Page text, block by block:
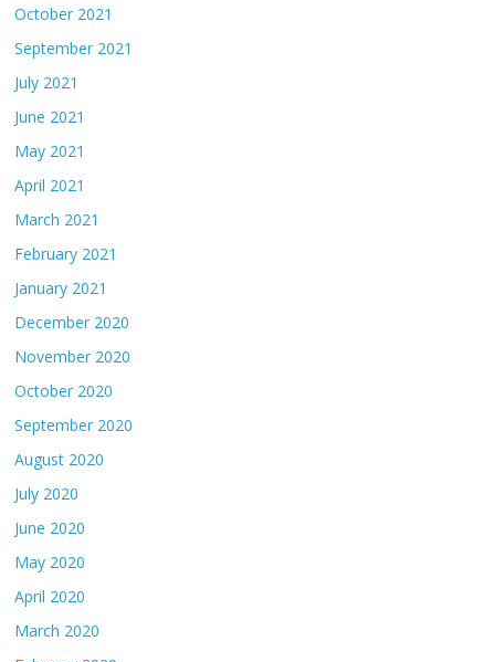
October 2021
September 2021
July 2021
June 2021
May 2021
April 2021
March 2021
February 2021
January 2021
December 2020
November 2020
October 2020
September 2020
August 2020
July 2020
June 2020
May 2020
April 2020
March 2020